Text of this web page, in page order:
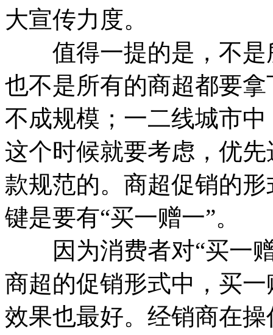
大宣传力度。
值得一提的是，不是
也不是所有的商超都要
不成规模；一二线城市
这个时候就要考虑，优
款规范的。商超促销的
键是要有“买一赠一”。
因为消费者对“买一赠
商超的促销形式中，买
效果也最好。经销商在